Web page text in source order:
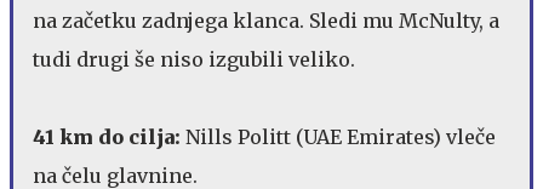
na začetku zadnjega klanca. Sledi mu McNulty, a
tudi drugi še niso izgubili veliko.
41 km do cilja: Nills Politt (UAE Emirates) vleče
na čelu glavnine.